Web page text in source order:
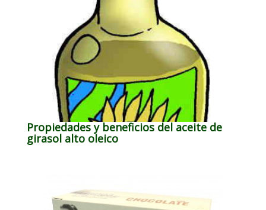
Propiedades y beneficios del aceite de
girasol alto oleico